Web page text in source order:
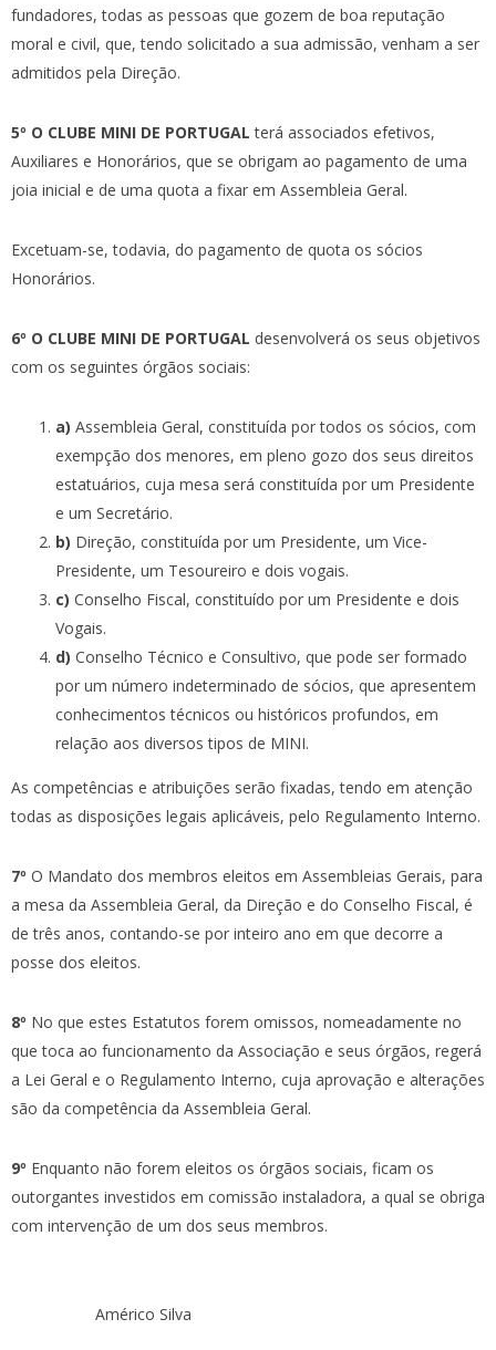
fundadores, todas as pessoas que gozem de boa reputação
moral e civil, que, tendo solicitado a sua admissão, venham a ser
admitidos pela Direção.
5º O CLUBE MINI DE PORTUGAL terá associados efetivos,
Auxiliares e Honorários, que se obrigam ao pagamento de uma
joia inicial e de uma quota a fixar em Assembleia Geral.
Excetuam-se, todavia, do pagamento de quota os sócios
Honorários.
6º O CLUBE MINI DE PORTUGAL desenvolverá os seus objetivos
com os seguintes órgãos sociais:
a) Assembleia Geral, constituída por todos os sócios, com
exempção dos menores, em pleno gozo dos seus direitos
estatuários, cuja mesa será constituída por um Presidente
e um Secretário.
b) Direção, constituída por um Presidente, um Vice-
Presidente, um Tesoureiro e dois vogais.
c) Conselho Fiscal, constituído por um Presidente e dois
Vogais.
d) Conselho Técnico e Consultivo, que pode ser formado
por um número indeterminado de sócios, que apresentem
conhecimentos técnicos ou históricos profundos, em
relação aos diversos tipos de MINI.
As competências e atribuições serão fixadas, tendo em atenção
todas as disposições legais aplicáveis, pelo Regulamento Interno.
7º O Mandato dos membros eleitos em Assembleias Gerais, para
a mesa da Assembleia Geral, da Direção e do Conselho Fiscal, é
de três anos, contando-se por inteiro ano em que decorre a
posse dos eleitos.
8º No que estes Estatutos forem omissos, nomeadamente no
que toca ao funcionamento da Associação e seus órgãos, regerá
a Lei Geral e o Regulamento Interno, cuja aprovação e alterações
são da competência da Assembleia Geral.
9º Enquanto não forem eleitos os órgãos sociais, ficam os
outorgantes investidos em comissão instaladora, a qual se obriga
com intervenção de um dos seus membros.
Américo Silva